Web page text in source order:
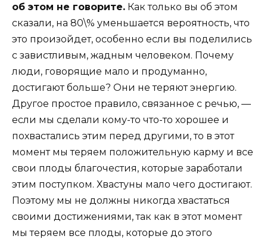
об этом не говорите. Как только вы об этом
сказали, на 80\% уменьшается вероятность, что
это произойдет, особенно если вы поделились
с завистливым, жадным человеком. Почему
люди, говорящие мало и продуманно,
достигают больше? Они не теряют энергию.
Другое простое правило, связанное с речью, —
если мы сделали кому-то что-то хорошее и
похвастались этим перед другими, то в этот
момент мы теряем положительную карму и все
свои плоды благочестия, которые заработали
этим поступком. Хвастуны мало чего достигают.
Поэтому мы не должны никогда хвастаться
своими достижениями, так как в этот момент
мы теряем все плоды, которые до этого